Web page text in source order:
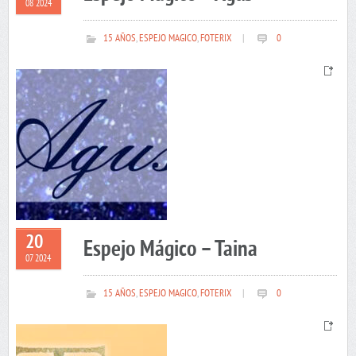
08 2024
15 AÑOS,ESPEJO MAGICO,FOTERIX 0
20
07 2024 Espejo Mágico – Taina
15 AÑOS,ESPEJO MAGICO,FOTERIX 0